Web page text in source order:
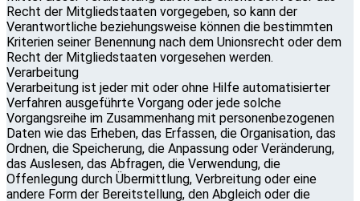
Recht der Mitgliedstaaten vorgegeben, so kann der
Verantwortliche beziehungsweise können die bestimmten
Kriterien seiner Benennung nach dem Unionsrecht oder dem
Recht der Mitgliedstaaten vorgesehen werden.
Verarbeitung
Verarbeitung ist jeder mit oder ohne Hilfe automatisierter
Verfahren ausgeführte Vorgang oder jede solche
Vorgangsreihe im Zusammenhang mit personenbezogenen
Daten wie das Erheben, das Erfassen, die Organisation, das
Ordnen, die Speicherung, die Anpassung oder Veränderung,
das Auslesen, das Abfragen, die Verwendung, die
Offenlegung durch Übermittlung, Verbreitung oder eine
andere Form der Bereitstellung, den Abgleich oder die